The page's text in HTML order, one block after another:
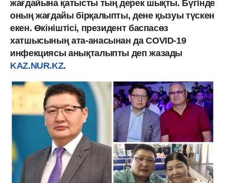
жағдайына қатысты тың дерек шықты. Бүгінде
оның жағдайы бірқалыпты, дене қызуы түскен
екен. Өкініштісі, президент баспасөз
хатшысының ата-анасынан да COVID-19
инфекциясы анықталыпты деп жазады
KAZ.NUR.KZ.